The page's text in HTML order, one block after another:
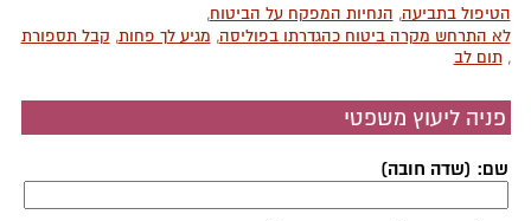
הטיפול בתביעה, הנחיות המפקח על הביטוח,
לא התרחש מקרה ביטוח כהגדרתו בפוליסה, מגיע לך פחות, קבל תספורת
,תום לב
פניה ליעוץ משפטי
שם: (שדה חובה)